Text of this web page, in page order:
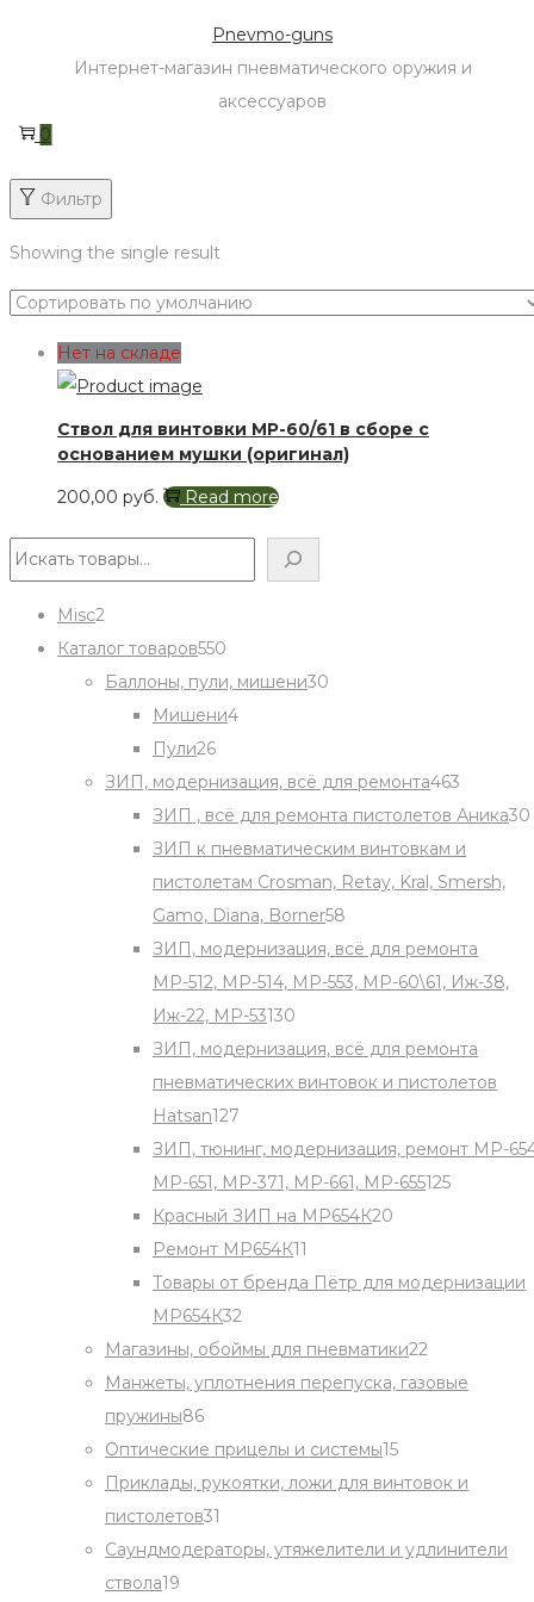
Pnevmo-guns
Интернет-магазин пневматического оружия и
аксессуаров
0
Фильтр
Showing the single result
Нет на складе
Ствол для винтовки МР-60/61 в сборе с
основанием мушки (оригинал)
200,00 руб. Read more
Поиск
Misc2
products
Каталог товаров550
products
Баллоны, пули, мишени30
Мишени44
Пули2626
products
ЗИП, модернизация, всё для ремонта463
products
ЗИП , всё для ремонта пистолетов Аника30
ЗИП к пневматическим винтовкам и
пистолетам Crosman, Retay, Kral, Smersh,
Gamo, Diana, Borner58
products
ЗИП, модернизация, всё для ремонта
МР-512, МР-514, МР-553, МР-60\61, Иж-38,
Иж-22, МР-53130
products
ЗИП, модернизация, всё для ремонта
пневматических винтовок и пистолетов
Hatsan127
products
ЗИП, тюнинг, модернизация, ремонт МР-
МР-651, МР-371, МР-661, МР-655125125
Красный ЗИП на МР654К20
Ремонт МР654К11
products
Товары от бренда Пётр для модернизации
МР654К32
products
Магазины, обоймы для пневматики22
products
Манжеты, уплотнения перепуска, газовые
пружины8686
products
Оптические прицелы и системы1515
products
Приклады, рукоятки, ложи для винтовок и
пистолетов31
products
Саундмодераторы, утяжелители и удлинители
ствола19